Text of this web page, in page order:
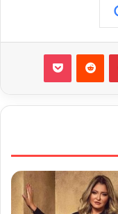
بينتيريست